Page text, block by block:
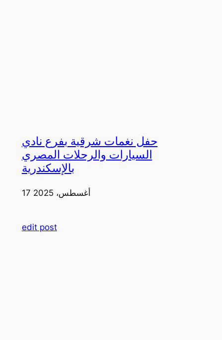
حفل نغمات شرقية بفرع نادي
السيارات والرحلات المصري
بالإسكندرية
17 أغسطس، 2025
edit post